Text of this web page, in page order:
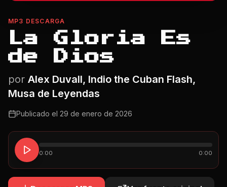
MP3 DESCARGA
La Gloria Es
de Dios
por Alex Duvall, Indio the Cuban Flash,
Musa de Leyendas
Publicado el 29 de enero de 2026
0:00 0:00